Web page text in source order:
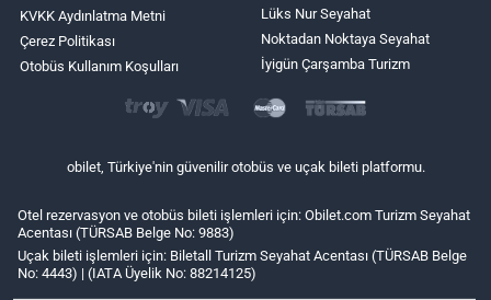
KVKK Aydınlatma Metni
Çerez Politikası
Otobüs Kullanım Koşulları
Lüks Nur Seyahat
Noktadan Noktaya Seyahat
İyigün Çarşamba Turizm
obilet, Türkiye'nin güvenilir otobüs ve uçak bileti platformu.
Otel rezervasyon ve otobüs bileti işlemleri için: Obilet.com Turizm Seyahat
Acentası (TÜRSAB Belge No: 9883)
Uçak bileti işlemleri için: Biletall Turizm Seyahat Acentası (TÜRSAB Belge
No: 4443) | (IATA Üyelik No: 88214125)